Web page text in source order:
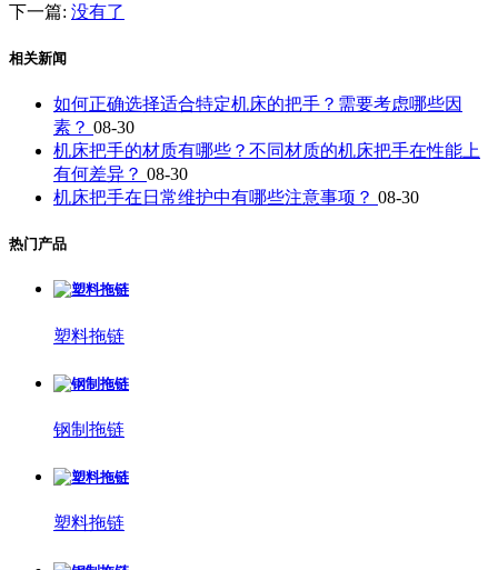
下一篇: 没有了
相关新闻
如何正确选择适合特定机床的把手？需要考虑哪些因
素？ 08-30
机床把手的材质有哪些？不同材质的机床把手在性能上
有何差异？ 08-30
机床把手在日常维护中有哪些注意事项？ 08-30
热门产品
塑料拖链
钢制拖链
塑料拖链